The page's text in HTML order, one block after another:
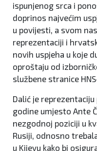
ispunjenog srca i
doprinos najvećim
u povijesti, a svom
reprezentaciji i
novih uspjeha u koje
oproštaju od
službene stranice
Dalić je
godine umjesto Ante
nezgodnoj poziciji u
Rusiji, odnosno
u Kijevu kako bi